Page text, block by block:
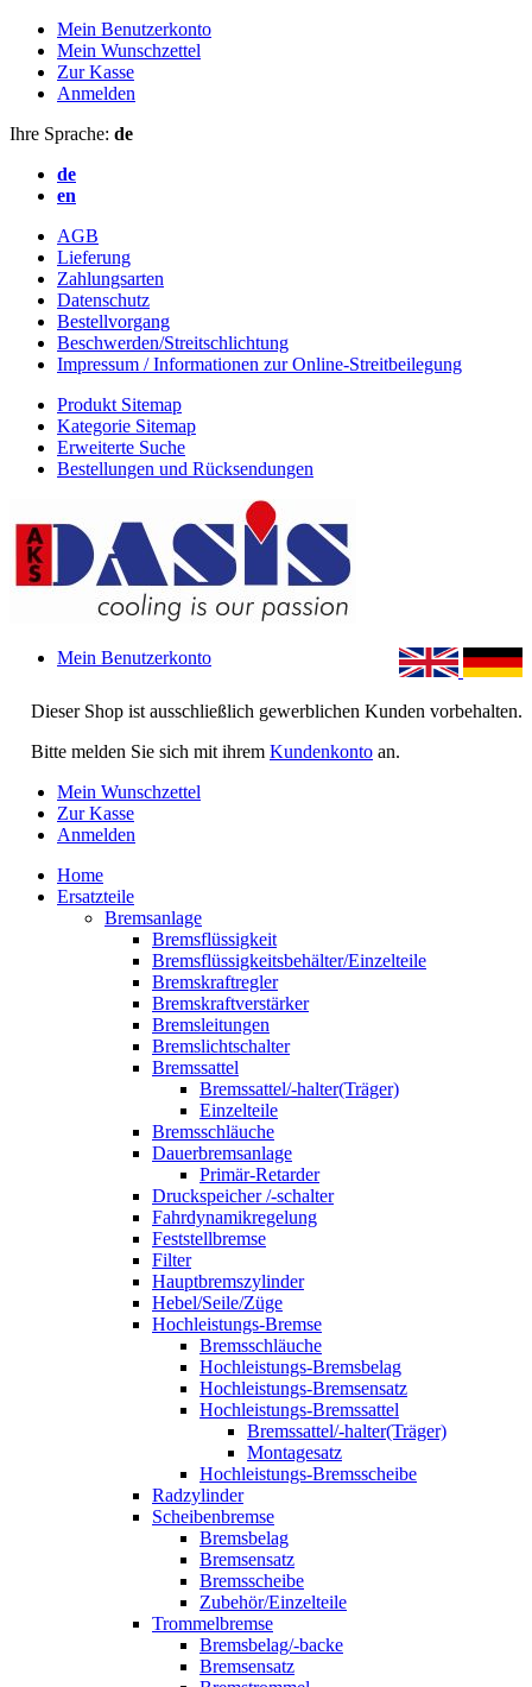
Mein Benutzerkonto
Mein Wunschzettel
Zur Kasse
Anmelden
Ihre Sprache: de
de
en
AGB
Lieferung
Zahlungsarten
Datenschutz
Bestellvorgang
Beschwerden/Streitschlichtung
Impressum / Informationen zur Online-Streitbeilegung
Produkt Sitemap
Kategorie Sitemap
Erweiterte Suche
Bestellungen und Rücksendungen
Dieser Shop ist ausschließlich gewerblichen Kunden vorbehalten.
Bitte melden Sie sich mit ihrem Kundenkonto an.
Mein Benutzerkonto
Mein Wunschzettel
Zur Kasse
Anmelden
Home
Ersatzteile
Bremsanlage
Bremsflüssigkeit
Bremsflüssigkeitsbehälter/Einzelteile
Bremskraftregler
Bremskraftverstärker
Bremsleitungen
Bremslichtschalter
Bremssattel
Bremssattel/-halter(Träger)
Einzelteile
Bremsschläuche
Dauerbremsanlage
Primär-Retarder
Druckspeicher /-schalter
Fahrdynamikregelung
Feststellbremse
Filter
Hauptbremszylinder
Hebel/Seile/Züge
Hochleistungs-Bremse
Bremsschläuche
Hochleistungs-Bremsbelag
Hochleistungs-Bremsensatz
Hochleistungs-Bremssattel
Bremssattel/-halter(Träger)
Montagesatz
Hochleistungs-Bremsscheibe
Radzylinder
Scheibenbremse
Bremsbelag
Bremsensatz
Bremsscheibe
Zubehör/Einzelteile
Trommelbremse
Bremsbelag/-backe
Bremsensatz